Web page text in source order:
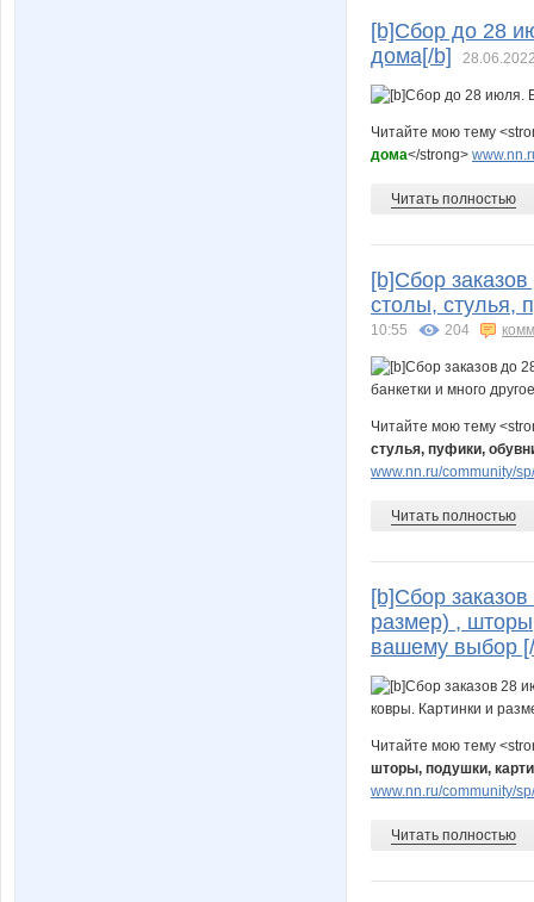
[b]Сбор до 28
дома[/b]
Читайте мою тему
дома</strong>
Читать полностью
[b]Сбор
столы, стулья,
10:55 204
Читайте мою тему
стулья, пуфики,
www.nn.ru/community/
Читать полностью
[b]Сбор
размер) ,
вашему выбор
Читайте мою тему
шторы, подушки,
www.nn.ru/community/
Читать полностью